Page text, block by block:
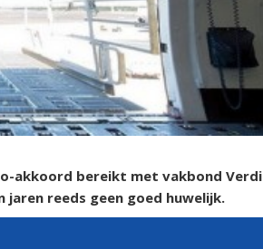
akkoord bereikt met vakbond Verdi
reeds geen goed huwelijk.